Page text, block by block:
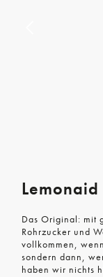
Lemonaid
Das Original: mit
Rohrzucker und
vollkommen,
sondern dann,
haben wir nichts